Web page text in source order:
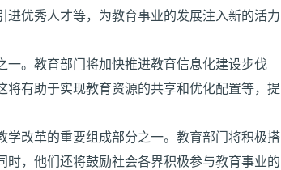
优秀人才等，为教育事业的发展注入新的活力
。教育部门将加快推进教育信息化建设步伐
有助于实现教育资源的共享和优化配置等，提
改革的重要组成部分之一。教育部门将积极搭
，他们还将鼓励社会各界积极参与教育事业的